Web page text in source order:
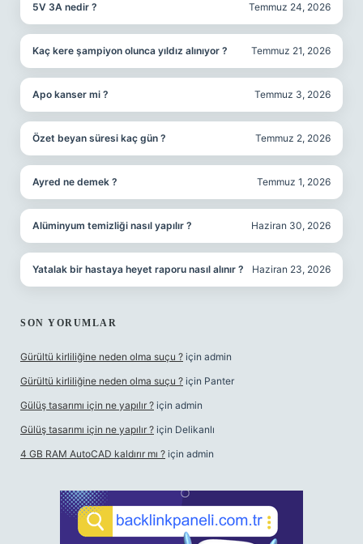
5V 3A nedir ? Temmuz 24, 2026
Kaç kere şampiyon olunca yıldız alınıyor ? Temmuz 21, 2026
Apo kanser mi ? Temmuz 3, 2026
Özet beyan süresi kaç gün ? Temmuz 2, 2026
Ayred ne demek ? Temmuz 1, 2026
Alüminyum temizliği nasıl yapılır ? Haziran 30, 2026
Yatalak bir hastaya heyet raporu nasıl alınır ? Haziran 23, 2026
SON YORUMLAR
Gürültü kirliliğine neden olma suçu ? için admin
Gürültü kirliliğine neden olma suçu ? için Panter
Gülüş tasarımı için ne yapılır ? için admin
Gülüş tasarımı için ne yapılır ? için Delikanlı
4 GB RAM AutoCAD kaldırır mı ? için admin